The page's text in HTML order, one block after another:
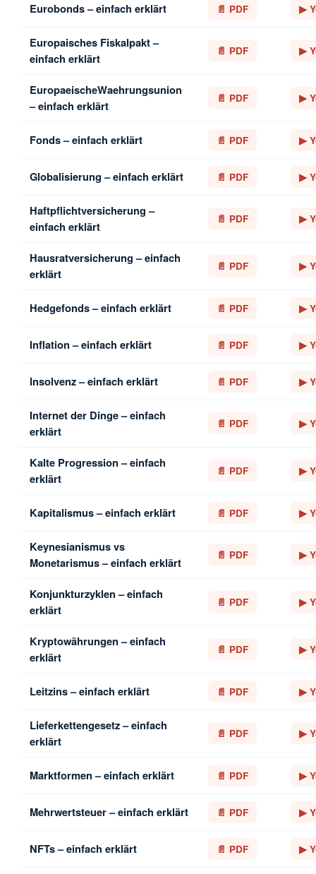
Eurobonds – einfach erklärt 📄 PDF ▶
Europaisches Fiskalpakt –
einfach erklärt
📄 PDF ▶
EuropaeischeWaehrungsunion
– einfach erklärt
📄 PDF ▶
Fonds – einfach erklärt 📄 PDF ▶
Globalisierung – einfach erklärt 📄 PDF ▶
Haftpflichtversicherung –
einfach erklärt
📄 PDF ▶
Hausratversicherung – einfach
erklärt
📄 PDF ▶
Hedgefonds – einfach erklärt 📄 PDF ▶
Inflation – einfach erklärt 📄 PDF ▶
Insolvenz – einfach erklärt 📄 PDF ▶
Internet der Dinge – einfach
erklärt
📄 PDF ▶
Kalte Progression – einfach
erklärt
📄 PDF ▶
Kapitalismus – einfach erklärt 📄 PDF ▶
Keynesianismus vs
Monetarismus – einfach erklärt
📄 PDF ▶
Konjunkturzyklen – einfach
erklärt
📄 PDF ▶
Kryptowährungen – einfach
erklärt
📄 PDF ▶
Leitzins – einfach erklärt 📄 PDF ▶
Lieferkettengesetz – einfach
erklärt
📄 PDF ▶
Marktformen – einfach erklärt 📄 PDF ▶
Mehrwertsteuer – einfach erklärt 📄 PDF ▶
NFTs – einfach erklärt 📄 PDF ▶